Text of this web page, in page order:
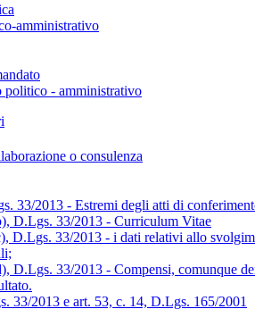
amministrativo
- amministrativo
o consulenza
33/2013 - Estremi degli atti di
D.Lgs. 33/2013 - Curriculum Vitae
D.Lgs. 33/2013 - i dati relativi allo
D.Lgs. 33/2013 - Compensi, comunque
33/2013 e art. 53, c. 14, D.Lgs. 165/2001